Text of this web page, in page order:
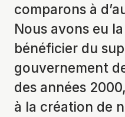
comparons à
Nous avons eu
bénéficier du
gouvernement
des années
à la création de